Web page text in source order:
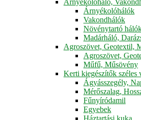
Árnyékolóhálók
Vakondhálók
Növénytartó
Madárháló,
Agroszövet, Geotextil,
Agroszövet,
Műfű, Műsövény
Kerti kiegészítők széles
Ágyásszegély,
Mérőszalag,
Fűnyíródamil
Egyebek
Háztartási kuka